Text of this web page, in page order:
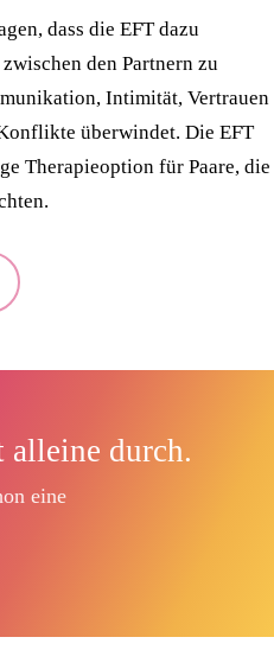
dass die EFT dazu
den Partnern zu
Intimität, Vertrauen
überwindet. Die EFT
Therapieoption für Paare, die
alleine durch.
eine